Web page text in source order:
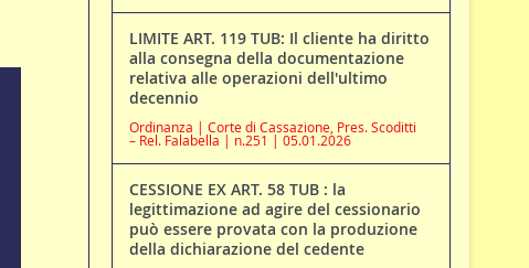
LIMITE ART. 119 TUB: Il cliente ha diritto
alla consegna della documentazione
relativa alle operazioni dell'ultimo
decennio
Ordinanza | Corte di Cassazione, Pres. Scoditti
– Rel. Falabella | n.251 | 05.01.2026
CESSIONE EX ART. 58 TUB : la
legittimazione ad agire del cessionario
può essere provata con la produzione
della dichiarazione del cedente